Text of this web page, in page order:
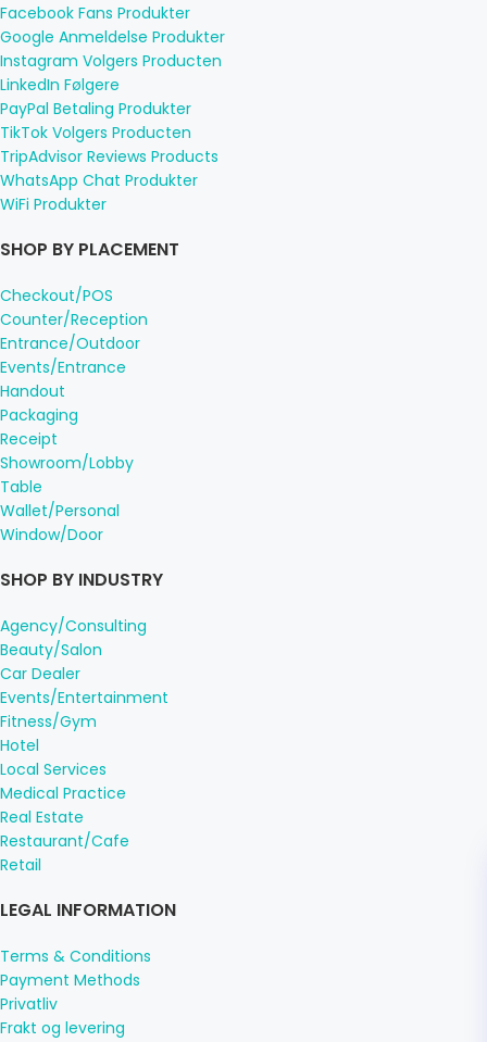
Facebook Fans Produkter
Google Anmeldelse Produkter
Instagram Volgers Producten
LinkedIn Følgere
PayPal Betaling Produkter
TikTok Volgers Producten
TripAdvisor Reviews Products
WhatsApp Chat Produkter
WiFi Produkter
SHOP BY PLACEMENT
Checkout/POS
Counter/Reception
Entrance/Outdoor
Events/Entrance
Handout
Packaging
Receipt
Showroom/Lobby
Table
Wallet/Personal
Window/Door
SHOP BY INDUSTRY
Agency/Consulting
Beauty/Salon
Car Dealer
Events/Entertainment
Fitness/Gym
Hotel
Local Services
Medical Practice
Real Estate
Restaurant/Cafe
Retail
LEGAL INFORMATION
Terms & Conditions
Payment Methods
Privatliv
Frakt og levering